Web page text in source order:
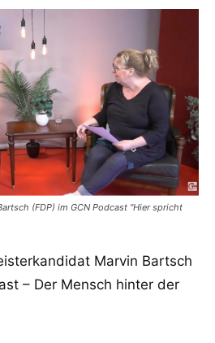
(FDP) im GCN Podcast "Hier spricht
Marvin Bartsch
– Der Mensch hinter der